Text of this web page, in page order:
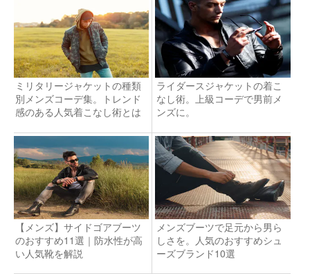
ミリタリージャケットの種類
別メンズコーデ集。トレンド
感のある人気着こなし術とは
ライダースジャケットの着こ
なし術。上級コーデで男前メ
ンズに。
【メンズ】サイドゴアブーツ
のおすすめ11選｜防水性が高
い人気靴を解説
メンズブーツで足元から男ら
しさを。人気のおすすめシュ
ーズブランド10選